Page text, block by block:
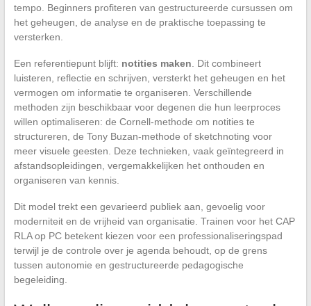
tempo. Beginners profiteren van gestructureerde cursussen om
het geheugen, de analyse en de praktische toepassing te
versterken.
Een referentiepunt blijft: notities maken . Dit combineert
luisteren, reflectie en schrijven, versterkt het geheugen en het
vermogen om informatie te organiseren. Verschillende
methoden zijn beschikbaar voor degenen die hun leerproces
willen optimaliseren: de Cornell-methode om notities te
structureren, de Tony Buzan-methode of sketchnoting voor
meer visuele geesten. Deze technieken, vaak geïntegreerd in
afstandsopleidingen, vergemakkelijken het onthouden en
organiseren van kennis.
Dit model trekt een gevarieerd publiek aan, gevoelig voor
moderniteit en de vrijheid van organisatie. Trainen voor het CAP
RLA op PC betekent kiezen voor een professionaliseringspad
terwijl je de controle over je agenda behoudt, op de grens
tussen autonomie en gestructureerde pedagogische
begeleiding.